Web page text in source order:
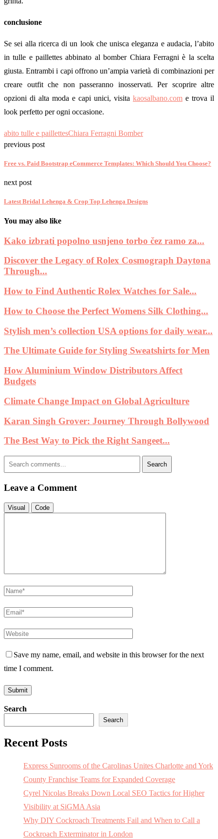
conclusione
Se sei alla ricerca di un look che unisca eleganza e audacia, l’abito
in tulle e paillettes abbinato al bomber Chiara Ferragni è la scelta
giusta. Entrambi i capi offrono un’ampia varietà di combinazioni per
creare outfit che non passeranno inosservati. Per scoprire altre
opzioni di alta moda e capi unici, visita kaosalbano.com e trova il
look perfetto per ogni occasione.
abito tulle e paillettesChiara Ferragni Bomber
previous post
Free vs. Paid Bootstrap eCommerce Templates: Which Should You Choose?
next post
Latest Bridal Lehenga & Crop Top Lehenga Designs
You may also like
Kako izbrati popolno usnjeno torbo čez ramo za...
Discover the Legacy of Rolex Cosmograph Daytona
Through...
How to Find Authentic Rolex Watches for Sale...
How to Choose the Perfect Womens Silk Clothing...
Stylish men’s collection USA options for daily wear...
The Ultimate Guide for Styling Sweatshirts for Men
How Aluminium Window Distributors Affect
Budgets
Climate Change Impact on Global Agriculture
Karan Singh Grover: Journey Through Bollywood
The Best Way to Pick the Right Sangeet...
Search
Leave a Comment
Visual Code
Save my name, email, and website in this browser for the next
time I comment.
Search
Search
Recent Posts
Express Sunrooms of the Carolinas Unites Charlotte and York
County Franchise Teams for Expanded Coverage
Cyrel Nicolas Breaks Down Local SEO Tactics for Higher
Visibility at SiGMA Asia
Why DIY Cockroach Treatments Fail and When to Call a
Cockroach Exterminator in London